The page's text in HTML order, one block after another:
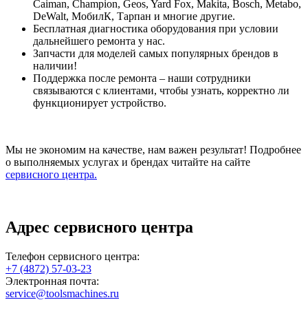
Caiman, Champion, Geos, Yard Fox, Makita, Bosch, Metabo,
DeWalt, МобилК, Тарпан и многие другие.
Бесплатная диагностика оборудования при условии
дальнейшего ремонта у нас.
Запчасти для моделей самых популярных брендов в
наличии!
Поддержка после ремонта – наши сотрудники
связываются с клиентами, чтобы узнать, корректно ли
функционирует устройство.
Мы не экономим на качестве, нам важен результат! Подробнее
о выполняемых услугах и брендах читайте на сайте
сервисного центра.
Адрес сервисного центра
Телефон сервисного центра:
+7 (4872) 57-03-23
Электронная почта:
service@toolsmachines.ru